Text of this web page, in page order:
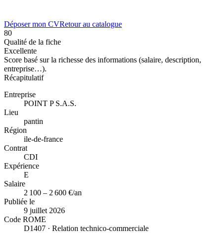
Déposer mon CVRetour au catalogue
80
Qualité de la fiche
Excellente
Score basé sur la richesse des informations (salaire, description,
entreprise…).
Récapitulatif
Entreprise
POINT P S.A.S.
Lieu
pantin
Région
ile-de-france
Contrat
CDI
Expérience
E
Salaire
2 100 – 2 600 €/an
Publiée le
9 juillet 2026
Code ROME
D1407 · Relation technico-commerciale